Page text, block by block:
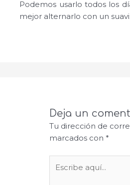
Podemos usarlo todos los
mejor alternarlo con un
Deja un
Tu dirección de
marcados con *
aquí...